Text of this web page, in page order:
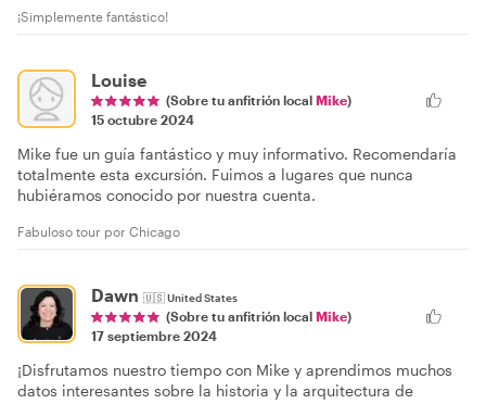
¡Simplemente fantástico!
Louise
(Sobre tu anfitrión local Mike)
15 octubre 2024
Mike fue un guía fantástico y muy informativo. Recomendaría
totalmente esta excursión. Fuimos a lugares que nunca
hubiéramos conocido por nuestra cuenta.
Fabuloso tour por Chicago
Dawn 🇺🇸United States
(Sobre tu anfitrión local Mike)
17 septiembre 2024
¡Disfrutamos nuestro tiempo con Mike y aprendimos muchos
datos interesantes sobre la historia y la arquitectura de